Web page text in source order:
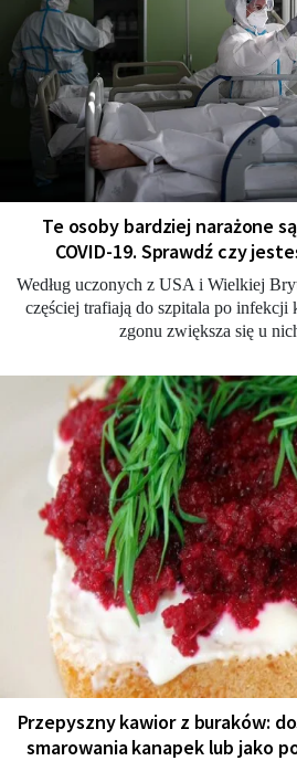
Te osoby bardziej narażone
COVID-19. Sprawdź czy
Według uczonych z USA i Wielkiej
częściej trafiają do szpitala po infekcji
zgonu zwiększa się u
Przepyszny kawior z buraków:
smarowania kanapek lub jako